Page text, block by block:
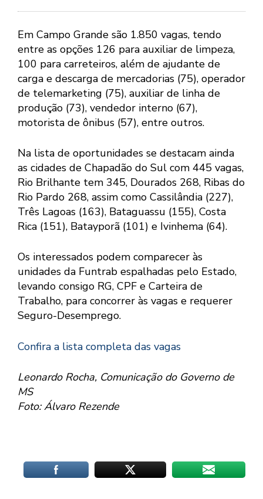
Em Campo Grande são 1.850 vagas, tendo
entre as opções 126 para auxiliar de limpeza,
100 para carreteiros, além de ajudante de
carga e descarga de mercadorias (75), operador
de telemarketing (75), auxiliar de linha de
produção (73), vendedor interno (67),
motorista de ônibus (57), entre outros.
Na lista de oportunidades se destacam ainda
as cidades de Chapadão do Sul com 445 vagas,
Rio Brilhante tem 345, Dourados 268, Ribas do
Rio Pardo 268, assim como Cassilândia (227),
Três Lagoas (163), Bataguassu (155), Costa
Rica (151), Batayporã (101) e Ivinhema (64).
Os interessados podem comparecer às
unidades da Funtrab espalhadas pelo Estado,
levando consigo RG, CPF e Carteira de
Trabalho, para concorrer às vagas e requerer
Seguro-Desemprego.
Confira a lista completa das vagas
Leonardo Rocha, Comunicação do Governo de
MS
Foto: Álvaro Rezende